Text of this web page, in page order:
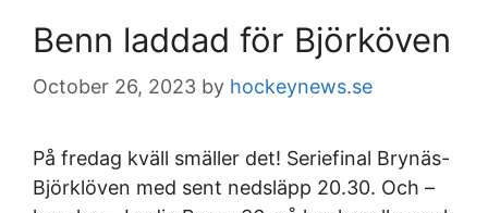
Benn laddad för Björköven
October 26, 2023 by hockeynews.se
På fredag kväll smäller det! Seriefinal Brynäs-
Björklöven med sent nedsläpp 20.30. Och –